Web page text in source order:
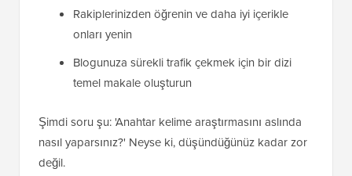
Rakiplerinizden öğrenin ve daha iyi içerikle
onları yenin
Blogunuza sürekli trafik çekmek için bir dizi
temel makale oluşturun
Şimdi soru şu: 'Anahtar kelime araştırmasını aslında
nasıl yaparsınız?' Neyse ki, düşündüğünüz kadar zor
değil.